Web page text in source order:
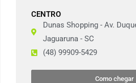
CENTRO
Dunas Shopping - Av.
Jaguaruna - SC
(48) 99909-5429
Como chegar